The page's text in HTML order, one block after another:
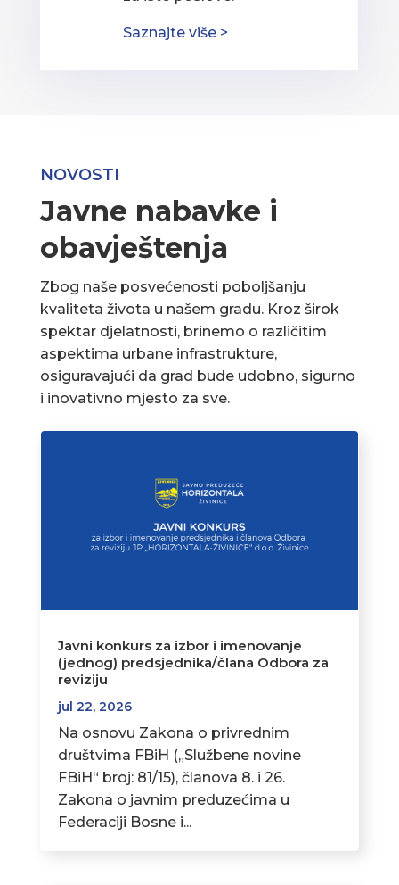
Saznajte više >
NOVOSTI
Javne nabavke i
obavještenja
Zbog naše posvećenosti poboljšanju
kvaliteta života u našem gradu. Kroz širok
spektar djelatnosti, brinemo o različitim
aspektima urbane infrastrukture,
osiguravajući da grad bude udobno, sigurno
i inovativno mjesto za sve.
Javni konkurs za izbor i imenovanje
(jednog) predsjednika/člana Odbora za
reviziju
jul 22, 2026
Na osnovu Zakona o privrednim
društvima FBiH („Službene novine
FBiH“ broj: 81/15), članova 8. i 26.
Zakona o javnim preduzećima u
Federaciji Bosne i...